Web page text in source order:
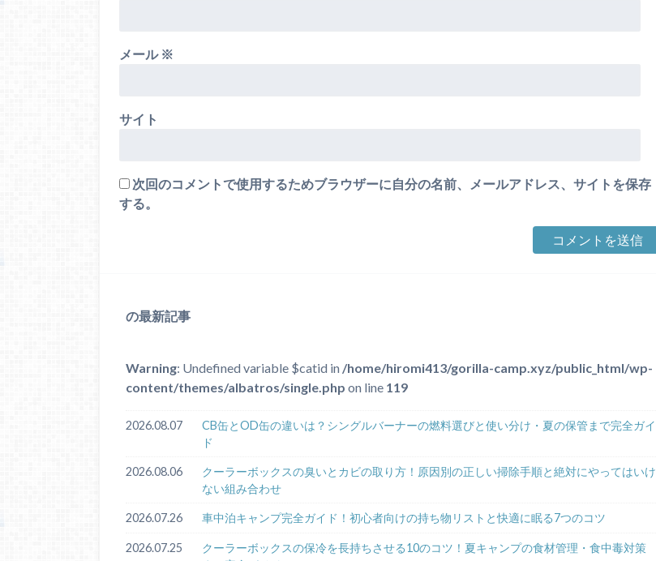
メール ※
サイト
次回のコメントで使用するためブラウザーに自分の名前、メールアドレス、サイトを保存
する。
の最新記事
Warning: Undefined variable $catid in /home/hiromi413/gorilla-camp.xyz/public_html/wp-
content/themes/albatros/single.php on line 119
2026.08.07
CB缶とOD缶の違いは？シングルバーナーの燃料選びと使い分け・夏の保管まで完全ガイ
ド
2026.08.06
クーラーボックスの臭いとカビの取り方！原因別の正しい掃除手順と絶対にやってはいけ
ない組み合わせ
2026.07.26 車中泊キャンプ完全ガイド！初心者向けの持ち物リストと快適に眠る7つのコツ
2026.07.25
クーラーボックスの保冷を長持ちさせる10のコツ！夏キャンプの食材管理・食中毒対策